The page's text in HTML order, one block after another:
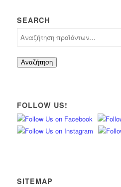
SEARCH
Αναζήτηση
FOLLOW US!
SITEMAP